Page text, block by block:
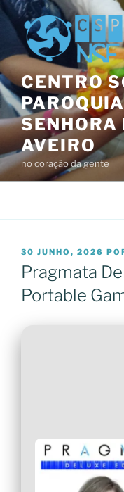
Saltar
para
conteúdo
CENTRO
SENHORA
AVEIRO
no coração da gente
PUBLICADO
EM
30 JUNHO, 2026
Pragmata
Portable